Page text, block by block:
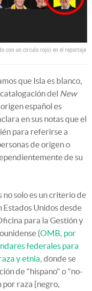
con un círculo rojo) en el reportaje
que Isla es blanco,
del New
español es
en sus notas que el
para referirse a
de origen o
de su
no solo es un criterio de
Estados Unidos desde
para la Gestión y
(OMB, por
federales para
y etnia, donde se
de "hispano" o "no-
por raza [negro,